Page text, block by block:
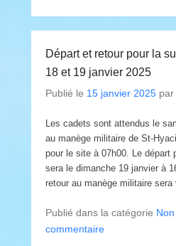
Départ et retour pour la
18 et 19 janvier 2025
Publié le 15 janvier 2025 par
Les cadets sont attendus le
au manège militaire de St-
pour le site à 07h00. Le départ
sera le dimanche 19 janvier à
retour au manège militaire sera
Publié dans la catégorie
commentaire